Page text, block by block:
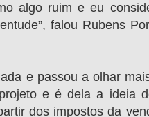
algo ruim e eu
falou Rubens
e passou a olhar
e é dela a ideia
dos impostos da